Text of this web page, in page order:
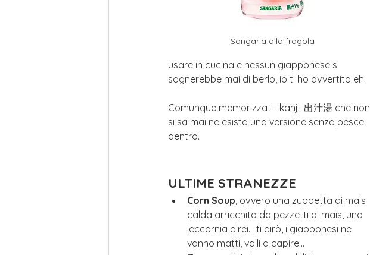
Sangaria alla fragola
usare in cucina e nessun giapponese si
sognerebbe mai di berlo, io ti ho avvertito eh!
Comunque memorizzati i kanji, 出汁湯 che non
si sa mai ne esista una versione senza pesce
dentro.
ULTIME STRANEZZE
Corn Soup, ovvero una zuppetta di mais
calda arricchita da pezzetti di mais, una
leccornia direi... ti dirò, i giapponesi ne
vanno matti, valli a capire...